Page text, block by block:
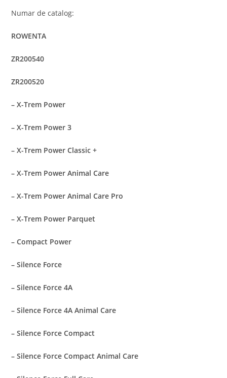
Numar de catalog:
ROWENTA
ZR200540
ZR200520
– X-Trem Power
– X-Trem Power 3
– X-Trem Power Classic +
– X-Trem Power Animal Care
– X-Trem Power Animal Care Pro
– X-Trem Power Parquet
– Compact Power
– Silence Force
– Silence Force 4A
– Silence Force 4A Animal Care
– Silence Force Compact
– Silence Force Compact Animal Care